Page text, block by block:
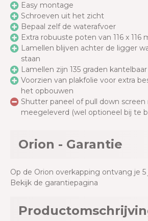
Easy montage
Schroeven uit het zicht
Bepaal zelf de waterafvoer
Extra robuuste poten van 116 x 116
Lamellen blijven achter de ligger
staan
Lamellen zijn 135 graden kantelbaar
Voorzien van plakfolie voor extra
het opbouwen
Shutter paneel of pull down screen
meegeleverd (wel optioneel bij te
Orion - Garantie
Op de Orion overkapping ontvang je 5
Bekijk de garantiepagina